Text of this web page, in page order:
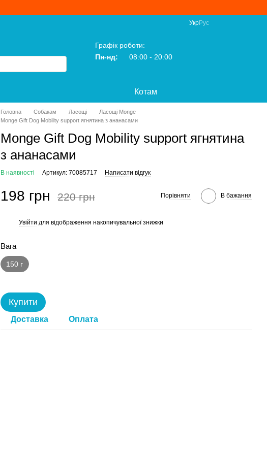
УкрРус
Графік роботи:
Пн-нд:
08:00 - 20:00
Котам
Головна Собакам Ласощі
Ласощі Monge
Monge Gift Dog Mobility support ягнятина з ананасами
Monge Gift Dog Mobility support ягнятина
з ананасами
В наявності Артикул: 70085717 Написати відгук
198 грн 220 грн Порівняти В бажання
Увійти для відображення накопичувальної знижки
Вага
150 г
Купити
Доставка Оплата